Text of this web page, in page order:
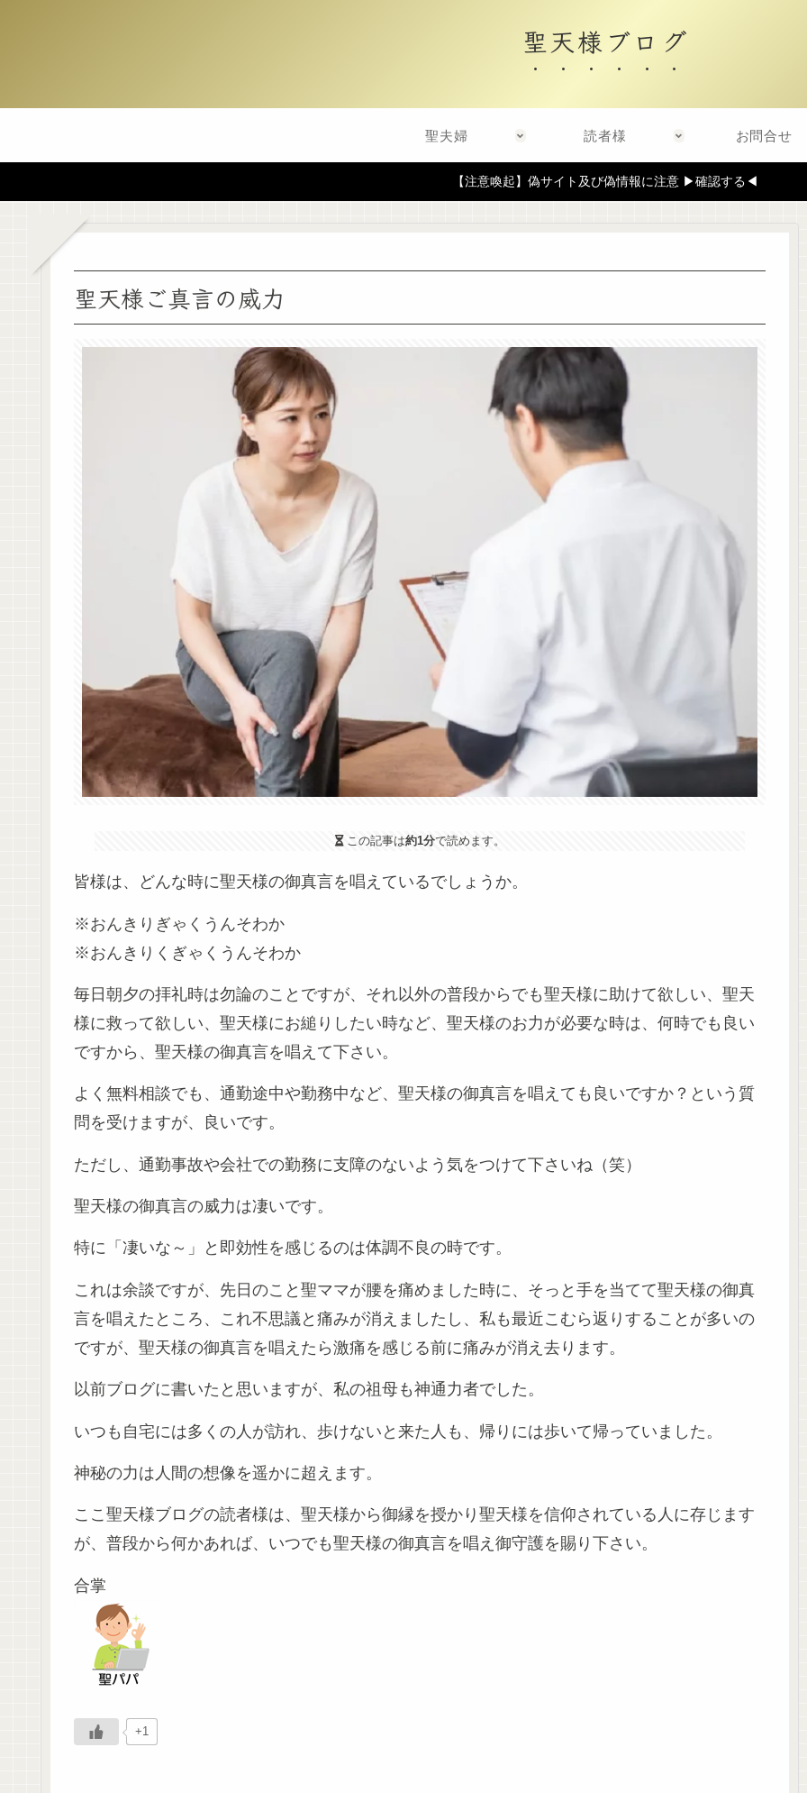
聖天様ブログ
聖夫婦 読者様 お問合せ
【注意喚起】偽サイト及び偽情報に注意 ▶確認する◀
聖天様ご真言の威力
この記事は約1分で読めます。
皆様は、どんな時に聖天様の御真言を唱えているでしょうか。
※おんきりぎゃくうんそわか
※おんきりくぎゃくうんそわか
毎日朝夕の拝礼時は勿論のことですが、それ以外の普段からでも聖天様に助けて欲しい、聖天
様に救って欲しい、聖天様にお縋りしたい時など、聖天様のお力が必要な時は、何時でも良い
ですから、聖天様の御真言を唱えて下さい。
よく無料相談でも、通勤途中や勤務中など、聖天様の御真言を唱えても良いですか？という質
問を受けますが、良いです。
ただし、通勤事故や会社での勤務に支障のないよう気をつけて下さいね（笑）
聖天様の御真言の威力は凄いです。
特に「凄いな～」と即効性を感じるのは体調不良の時です。
これは余談ですが、先日のこと聖ママが腰を痛めました時に、そっと手を当てて聖天様の御真
言を唱えたところ、これ不思議と痛みが消えましたし、私も最近こむら返りすることが多いの
ですが、聖天様の御真言を唱えたら激痛を感じる前に痛みが消え去ります。
以前ブログに書いたと思いますが、私の祖母も神通力者でした。
いつも自宅には多くの人が訪れ、歩けないと来た人も、帰りには歩いて帰っていました。
神秘の力は人間の想像を遥かに超えます。
ここ聖天様ブログの読者様は、聖天様から御縁を授かり聖天様を信仰されている人に存じます
が、普段から何かあれば、いつでも聖天様の御真言を唱え御守護を賜り下さい。
合掌
+1